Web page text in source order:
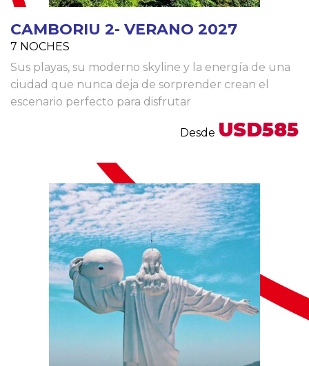
CAMBORIU 2- VERANO 2027
7 NOCHES
Sus playas, su moderno skyline y la energía de una
ciudad que nunca deja de sorprender crean el
escenario perfecto para disfrutar
Desde USD585